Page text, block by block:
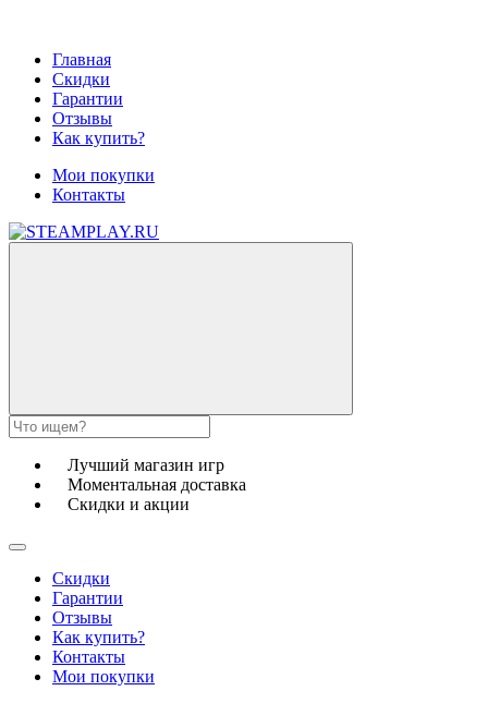
Главная
Скидки
Гарантии
Отзывы
Как купить?
Мои покупки
Контакты
Лучший магазин игр
Моментальная доставка
Скидки и акции
Скидки
Гарантии
Отзывы
Как купить?
Контакты
Мои покупки